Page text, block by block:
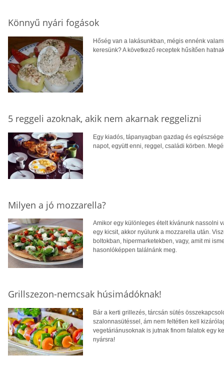
Könnyű nyári fogások
Hőség van a lakásunkban, mégis ennénk
keresünk? A következő receptek hűsítően
5 reggeli azoknak, akik nem akarnak reggelizni
Egy kiadós, tápanyagban gazdag és
napot, együtt enni, reggel, családi körben.
Milyen a jó mozzarella?
Amikor egy különleges ételt kívánunk nassolni
egy kicsit, akkor nyúlunk a mozzarella után.
boltokban, hipermarketekben, vagy, amit mi
hasonlóképpen találnánk meg.
Grillszezon-nemcsak húsimádóknak!
Bár a kerti grillezés, tárcsán sütés
szalonnasütéssel, ám nem feltétlen kell
vegetáriánusoknak is jutnak finom falatok egy
nyársra!